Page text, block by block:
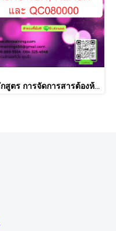
หลักสูตร การจัดการสารต้องห้ามตามระเบียบ RoHS V2.1, REACH และ QC080000